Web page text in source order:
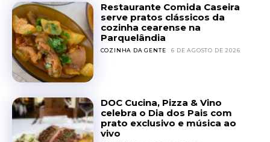
Restaurante Comida Caseira
serve pratos clássicos da
cozinha cearense na
Parquelândia
COZINHA DA GENTE 6 DE AGOSTO DE 2026
DOC Cucina, Pizza & Vino
celebra o Dia dos Pais com
prato exclusivo e música ao
vivo